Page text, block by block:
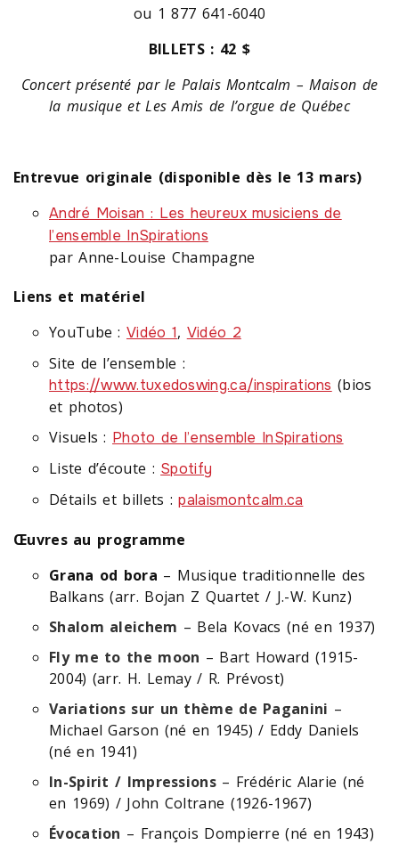
ou 1 877 641-6040
BILLETS : 42 $
Concert présenté par le Palais Montcalm – Maison de
la musique et Les Amis de l’orgue de Québec
Entrevue originale (disponible dès le 13 mars)
André Moisan : Les heureux musiciens de
l’ensemble InSpirations
par Anne-Louise Champagne
Liens et matériel
YouTube : Vidéo 1, Vidéo 2
Site de l’ensemble :
https://www.tuxedoswing.ca/inspirations (bios
et photos)
Visuels : Photo de l’ensemble InSpirations
Liste d’écoute : Spotify
Détails et billets :palaismontcalm.ca
Œuvres au programme
Grana od bora – Musique traditionnelle des
Balkans (arr. Bojan Z Quartet / J.-W. Kunz)
Shalom aleichem – Bela Kovacs (né en 1937)
Fly me to the moon – Bart Howard (1915-
2004) (arr. H. Lemay / R. Prévost)
Variations sur un thème de Paganini –
Michael Garson (né en 1945) / Eddy Daniels
(né en 1941)
In-Spirit / Impressions– Frédéric Alarie (né
en 1969) / John Coltrane (1926-1967)
Évocation – François Dompierre (né en 1943)